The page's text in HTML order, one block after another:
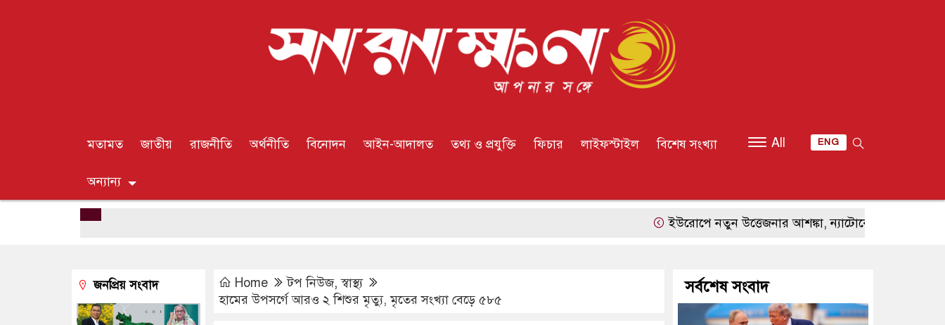
মতামত জাতীয় রাজনীতি অর্থনীতি বিনোদন আইন-আদালত তথ্য ও প্রযুক্তি ফিচার লাইফস্টাইল বিশেষ সংখ্যা
অন্যান্য
All ENG
ইউরোপে নতুন উত্তেজনার আশঙ্কা, ন্যাটোকে সীমিত হামলায়
Home টপ নিউজ,স্বাস্থ্য
হামের উপসর্গে আরও ২ শিশুর মৃত্যু, মৃতের সংখ্যা বেড়ে ৫৮৫
জনপ্রিয় সংবাদ সর্বশেষ সংবাদ